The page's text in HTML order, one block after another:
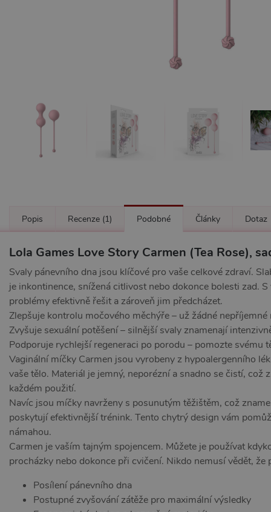
Popis Recenze (1) Podobné Články Dotaz
Lola Games Love Story Carmen (Tea Rose),
Svaly pánevního dna jsou klíčové pro vaše celkové zdraví.
je inkontinence, snížená citlivost nebo dokonce bolesti zad.
problémy efektivně řešit a zároveň jim předcházet.
Zlepšuje kontrolu močového měchýře – už žádné nepříjemné
Zvyšuje sexuální potěšení – silnější svaly znamenají
Podporuje rychlejší regeneraci po porodu – pomozte svému
Vaginální míčky Carmen jsou vyrobeny z hypoalergenního
vaše tělo. Materiál je jemný, neporézní a snadno se čistí,
každém použití.
Navíc jsou míčky navrženy s posunutým těžištěm, což
poskytují efektivnější trénink. Tento chytrý design vám
námahou.
Carmen je vaším tajným spojencem. Můžete je používat
procházky nebo dokonce při cvičení. Nikdo nemusí vědět, že
Posílení pánevního dna
Postupné zvyšování zátěže pro maximální výsledky